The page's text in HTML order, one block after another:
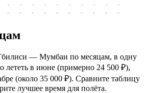
-
-
-
-
-
-
-
-
-
-
-
-
-
-
-
-
-
-
-
-
— Мумбаи по месяцам, в одну
лететь в июне (примерно 24 500 ₽),
(около 35 000 ₽). Сравните таблицу
лучшее время для полёта.